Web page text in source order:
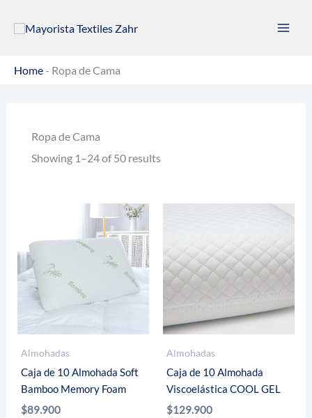
Home- Ropa de Cama
Ropa de Cama
Showing 1–24 of 50 results
Almohadas
Caja de 10 Almohada Soft
Bamboo Memory Foam
$89.900
Almohadas
Caja de 10 Almohada
Viscoelástica COOL GEL
$129.900